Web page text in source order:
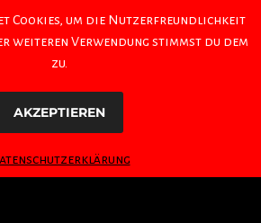
Cookies, um die Nutzerfreundlichkeit
weiteren Verwendung stimmst du dem
zu.
AKZEPTIEREN